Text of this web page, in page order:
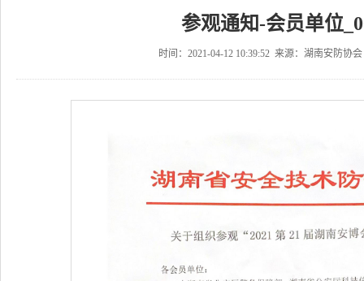
参观通知-会员单位
时间：2021-04-12 10:39:52 来源：湖南安防协